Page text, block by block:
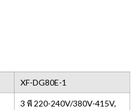
XF-DG80E-1
3 พี 220-240V/380V-415V,